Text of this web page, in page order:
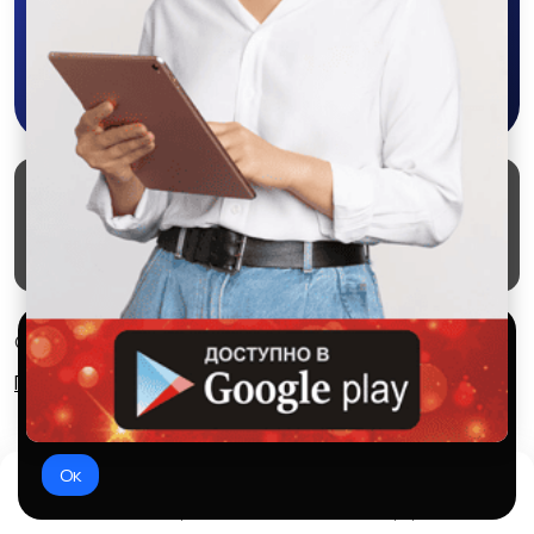
Скачать в Google Play
Маркеты Блог
О проекте
Служба поддержки
Удаление аккаунта
Партнерка
© 2026 SALEX МАРКЕТ
Правила сервиса
Конфиденциальность
Используем куки и рекомендательные
технологии
Это чтобы сайт работал лучше. Оставаясь с нами, вы
соглашаетесь на использование файлов куки.
Ок